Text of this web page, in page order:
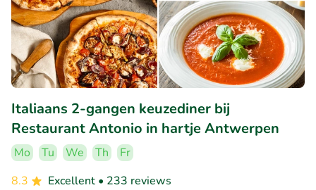
Italiaans 2-gangen keuzediner bij
Restaurant Antonio in hartje Antwerpen
Mo Tu We Th
Fr
8.3
Excellent • 233 reviews